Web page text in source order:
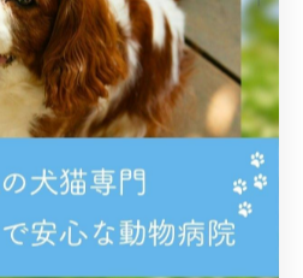
さいたま市岩槻区の動物病院での健康診断
Tags
動物病院 予防接種 食事